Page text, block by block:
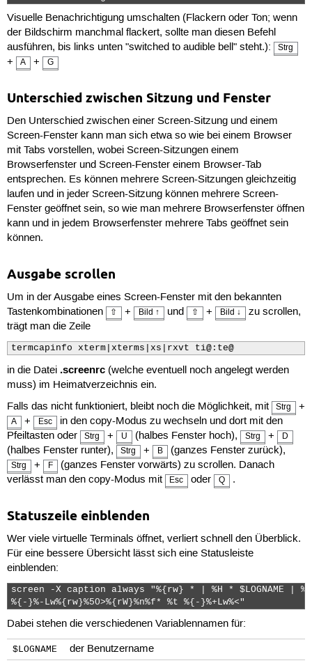
Visuelle Benachrichtigung umschalten (Flackern oder Ton; wenn
der Bildschirm manchmal flackert, sollte man diesen Befehl
ausführen, bis links unten "switched to audible bell" steht.):
Strg
+ A + G
Unterschied zwischen Sitzung und Fenster
Den Unterschied zwischen einer Screen-Sitzung und einem
Screen-Fenster kann man sich etwa so wie bei einem Browser
mit Tabs vorstellen, wobei Screen-Sitzungen einem
Browserfenster und Screen-Fenster einem Browser-Tab
entsprechen. Es können mehrere Screen-Sitzungen gleichzeitig
laufen und in jeder Screen-Sitzung können mehrere Screen-
Fenster geöffnet sein, so wie man mehrere Browserfenster öffnen
kann und in jedem Browserfenster mehrere Tabs geöffnet sein
können.
Ausgabe scrollen
Um in der Ausgabe eines Screen-Fenster mit den bekannten
Tastenkombinationen
⇧ + Bild ↑ und ⇧ + Bild ↓
zu scrollen,
trägt man die Zeile
termcapinfo xterm|xterms|xs|rxvt ti@:te@
in die Datei .screenrc(welche eventuell noch angelegt werden
muss) im Heimatverzeichnis ein.
Falls das nicht funktioniert, bleibt noch die Möglichkeit, mit
Strg +
A + Esc
in den copy-Modus zu wechseln und dort mit den
Pfeiltasten oder
Strg + U (halbes Fenster hoch), Strg + D
(halbes Fenster runter), Strg + B (ganzes Fenster zurück),
Strg + F
(ganzes Fenster vorwärts) zu scrollen. Danach
verlässt man den copy-Modus mit
Esc oder Q .
Statuszeile einblenden
Wer viele virtuelle Terminals öffnet, verliert schnell den Überblick.
Für eine bessere Übersicht lässt sich eine Statusleiste
einblenden:
screen -X caption always "%{rw} * | %H * $LOGNAME |
%{-}%-Lw%{rw}%50>%{rW}%n%f* %t %{-}%+Lw%<"
Dabei stehen die verschiedenen Variablennamen für:
$LOGNAME der Benutzername